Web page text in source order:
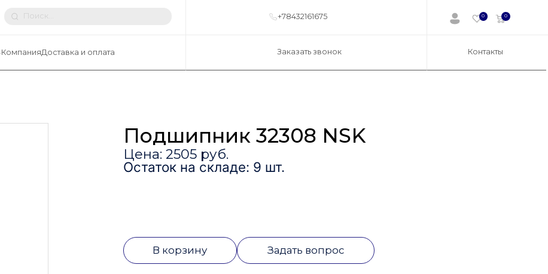
+78432161675 0 0
КомпанияДоставка и оплата Заказать звонок Контакты
Подшипник 32308 NSK
Цена: 2505 руб.
Остаток на складе: 9 шт.
В корзину Задать вопрос